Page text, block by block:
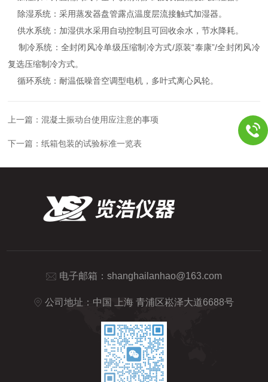
除湿系统：采用蒸发器盘管露点温度层流接触式加湿器。
供水系统：加湿供水采用自动控制且可回收余水，节水降耗。
制冷系统：全封闭风冷单级压缩制冷方式/原装“泰康”/全封闭风冷
复选压缩制冷方式。
循环系统：耐温低噪音空调型电机，多叶式离心风轮。
上一篇：混凝土振动台使用应注意的事项
下一篇：纸箱包装的试验标准一览表
电子邮箱： shanghailanhao@163.com
公司地址：中国 上海 青浦区崧泽大道6688号